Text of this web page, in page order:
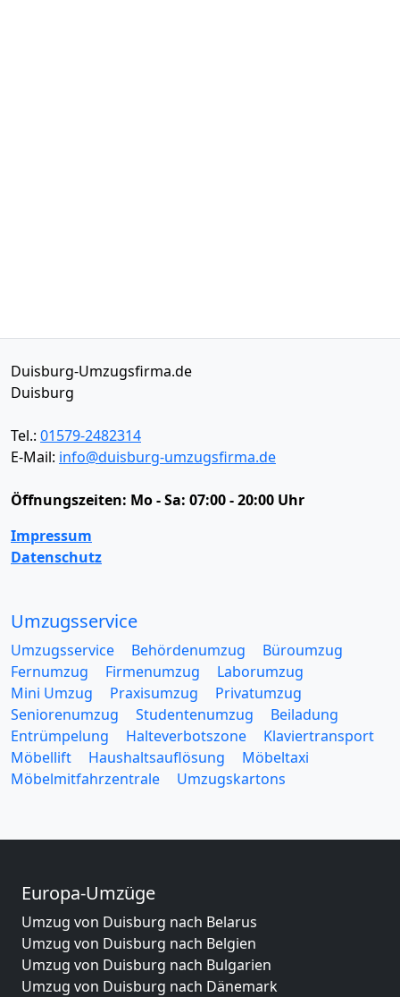
Duisburg-Umzugsfirma.de
Duisburg
Tel.: 01579-2482314
E-Mail: info@duisburg-umzugsfirma.de
Öffnungszeiten: Mo - Sa: 07:00 - 20:00 Uhr
Impressum
Datenschutz
Umzugsservice
Umzugsservice Behördenumzug
Büroumzug
Fernumzug
Firmenumzug
Laborumzug
Mini Umzug
Praxisumzug
Privatumzug
Seniorenumzug
Studentenumzug
Beiladung
Entrümpelung
Halteverbotszone
Klaviertransport
Möbellift
Haushaltsauflösung
Möbeltaxi
Möbelmitfahrzentrale
Umzugskartons
Europa-Umzüge
Umzug von Duisburg nach Belarus
Umzug von Duisburg nach Belgien
Umzug von Duisburg nach Bulgarien
Umzug von Duisburg nach Dänemark